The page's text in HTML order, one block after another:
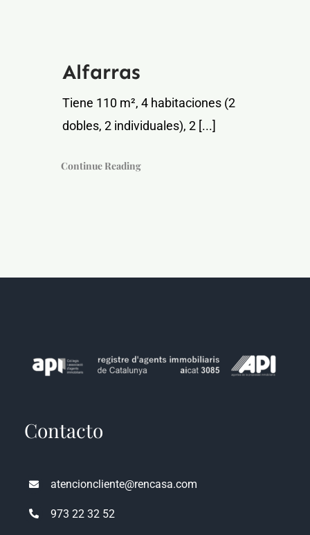
Alfarras
Tiene 110 m², 4 habitaciones (2
dobles, 2 individuales), 2 [...]
Continue Reading
Contacto
atencioncliente@rencasa.com
973 22 32 52